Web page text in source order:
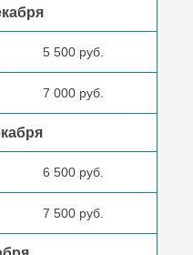
5 500 руб.
7 000 руб.
6 500 руб.
7 500 руб.